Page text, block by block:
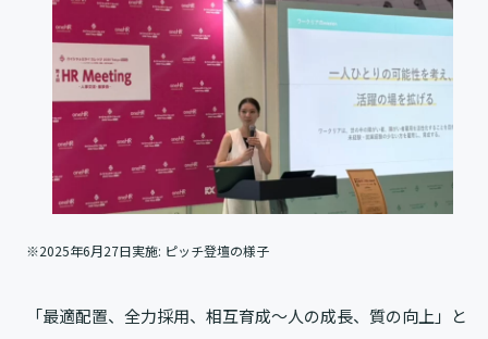
※2025年6月27日実施: ピッチ登壇の様子
「最適配置、全力採用、相互育成〜人の成長、質の向上」と